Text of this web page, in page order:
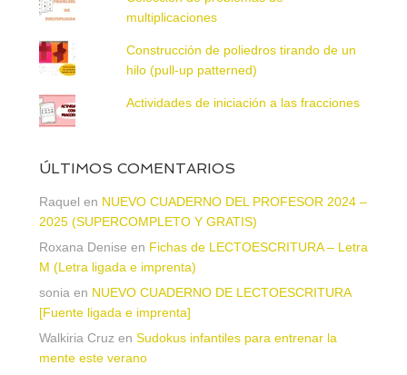
multiplicaciones
Construcción de poliedros tirando de un
hilo (pull-up patterned)
Actividades de iniciación a las fracciones
ÚLTIMOS COMENTARIOS
Raquel en NUEVO CUADERNO DEL PROFESOR 2024 –
2025 (SUPERCOMPLETO Y GRATIS)
Roxana Denise en Fichas de LECTOESCRITURA – Letra
M (Letra ligada e imprenta)
soniaen NUEVO CUADERNO DE LECTOESCRITURA
[Fuente ligada e imprenta]
Walkiria Cruzen Sudokus infantiles para entrenar la
mente este verano